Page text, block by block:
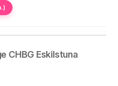
CHBG Eskilstuna